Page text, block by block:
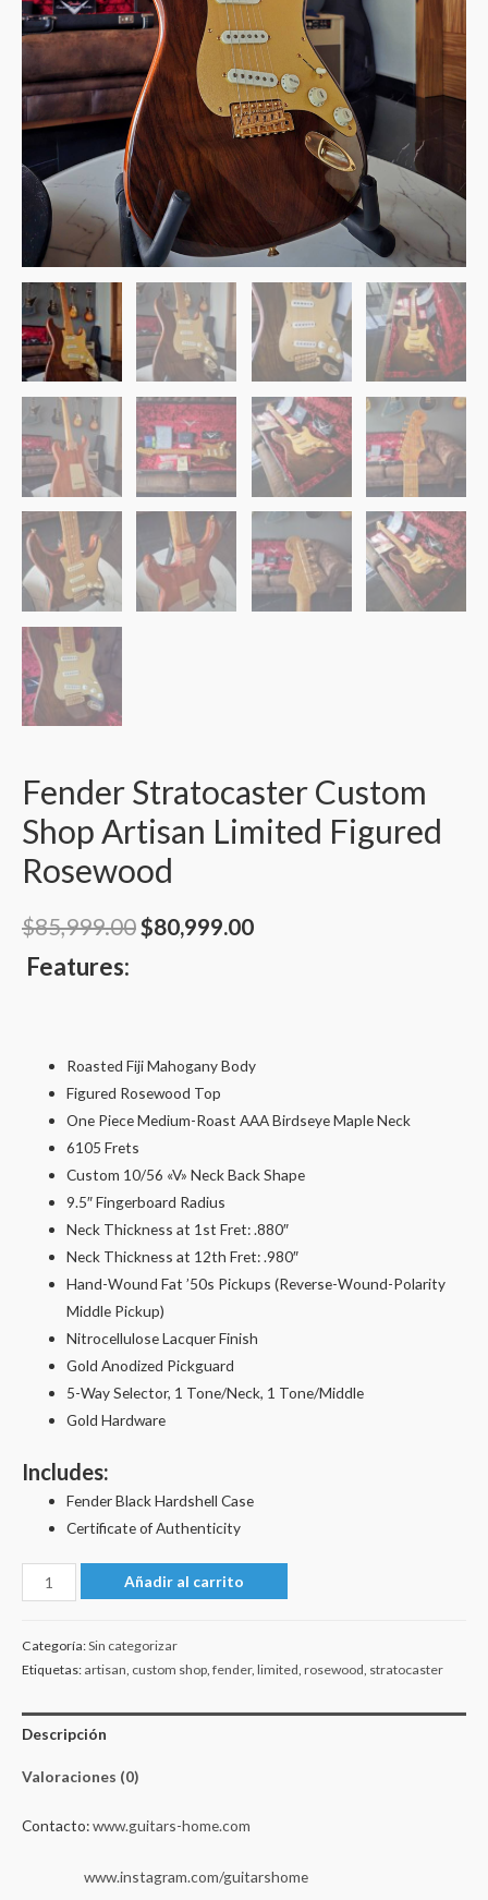
Fender Stratocaster Custom
Shop Artisan Limited Figured
Rosewood
$85,999.00 $80,999.00
Features:
Roasted Fiji Mahogany Body
Figured Rosewood Top
One Piece Medium-Roast AAA Birdseye Maple Neck
6105 Frets
Custom 10/56 «V» Neck Back Shape
9.5″ Fingerboard Radius
Neck Thickness at 1st Fret: .880″
Neck Thickness at 12th Fret: .980″
Hand-Wound Fat ’50s Pickups (Reverse-Wound-Polarity
Middle Pickup)
Nitrocellulose Lacquer Finish
Gold Anodized Pickguard
5-Way Selector, 1 Tone/Neck, 1 Tone/Middle
Gold Hardware
Includes:
Fender Black Hardshell Case
Certificate of Authenticity
Fender
Stratocaster
Shop
Limited
Figured
Rosewood
Añadir al carrito
Categoría:Sin categorizar
Etiquetas: artisan custom shop fender, limited rosewood stratocaster
Descripción
Valoraciones (0)
Contacto:www.guitars-home.com
www.instagram.com/guitarshome